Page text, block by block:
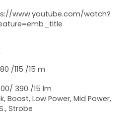
www.youtube.com/watch?
/115 /15 m
390 /15 lm
Boost, Low Power, Mid Power,
Strobe